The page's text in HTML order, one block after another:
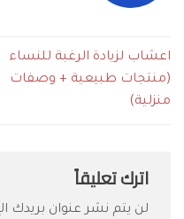
اعشاب لزيادة الرغبة للنساء
(منتجات طبيعية + وصفات
منزلية)
اترك تعليقاً
لن يتم نشر عنوان بريدك